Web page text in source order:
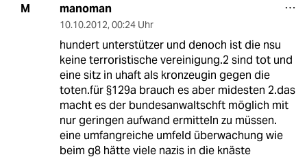
M manoman
10.10.2012, 00:24 Uhr
hundert unterstützer und denoch ist die nsu
keine terroristische vereinigung.2 sind tot und
eine sitz in uhaft als kronzeugin gegen die
toten.für §129a brauch es aber midesten 2.das
macht es der bundesanwaltschft möglich mit
nur geringen aufwand ermitteln zu müssen.
eine umfangreiche umfeld überwachung wie
beim g8 hätte viele nazis in die knäste